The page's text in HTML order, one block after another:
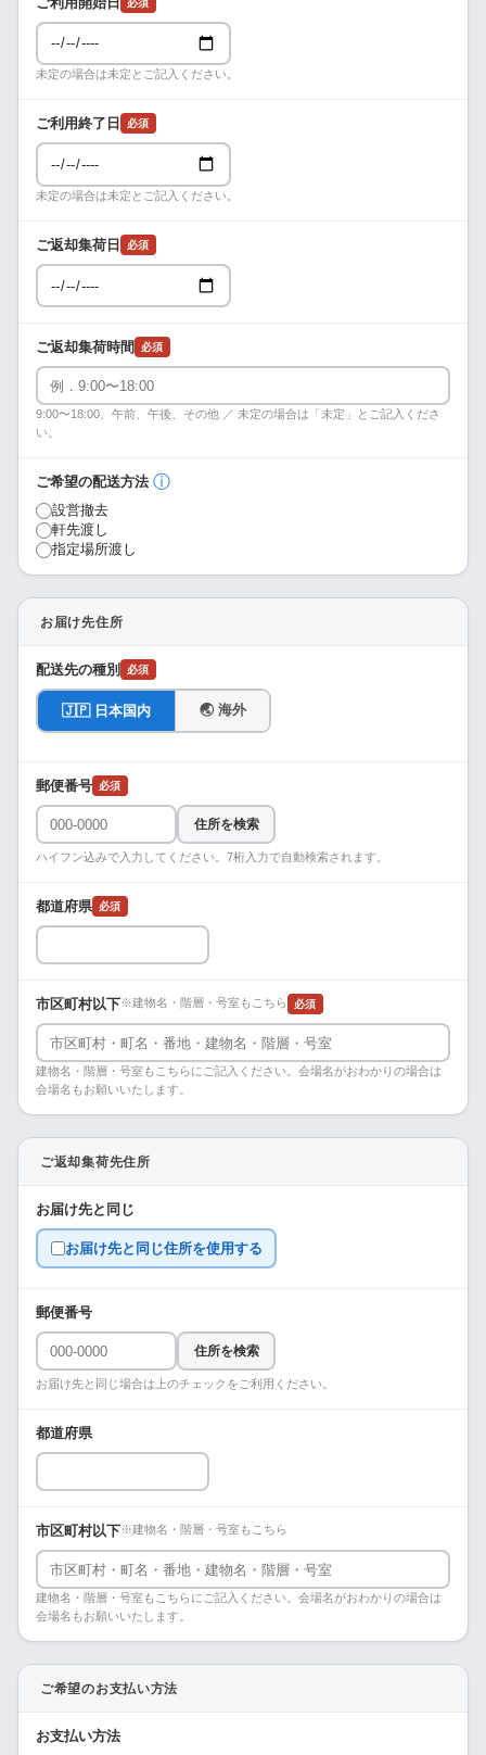
未定の場合は未定とご記入ください。
ご利用終了日 必須
未定の場合は未定とご記入ください。
ご返却集荷日 必須
ご返却集荷時間 必須
9:00〜18:00、午前、午後、その他 ／ 未定の場合は「未定」とご記入くださ
い。
ご希望の配送方法 ⓘ
設営撤去
軒先渡し
指定場所渡し
お届け先住所
配送先の種別 必須
🇯🇵 日本国内 🌏 海外
郵便番号 必須
住所を検索
ハイフン込みで入力してください。7桁入力で自動検索されます。
都道府県 必須
市区町村以下※建物名・階層・号室もこちら 必須
建物名・階層・号室もこちらにご記入ください。会場名がおわかりの場合は
会場名もお願いいたします。
ご返却集荷先住所
お届け先と同じ
お届け先と同じ住所を使用する
郵便番号
住所を検索
お届け先と同じ場合は上のチェックをご利用ください。
都道府県
市区町村以下※建物名・階層・号室もこちら
建物名・階層・号室もこちらにご記入ください。会場名がおわかりの場合は
会場名もお願いいたします。
ご希望のお支払い方法
お支払い方法